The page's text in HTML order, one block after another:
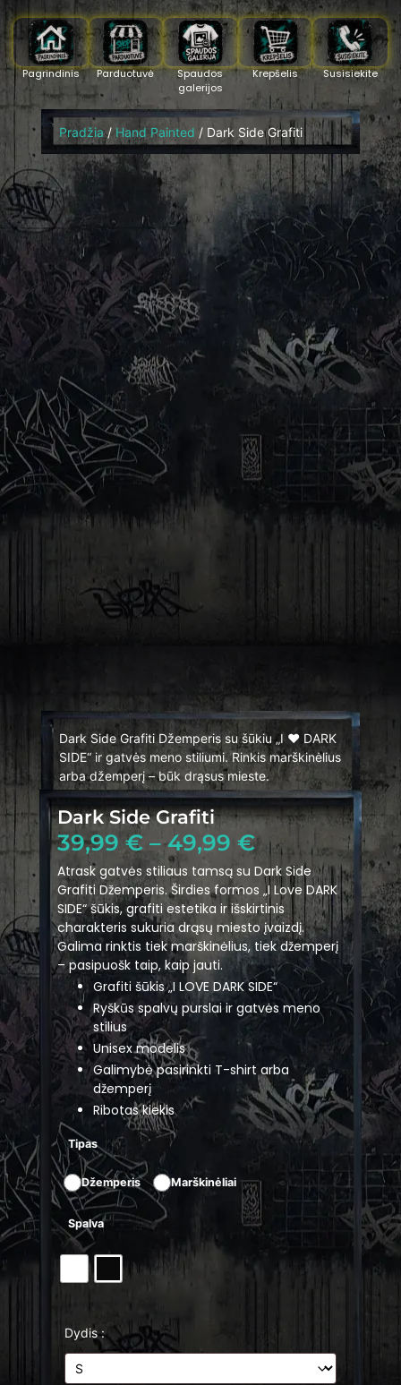
Parduotuvė
Spaudos
galerijos
Pagrindinis Krepšelis Susisiekite
Pradžia/Hand Painted / Dark Side Grafiti
Dark Side Grafiti Džemperis su šūkiu „I ❤️ DARK
SIDE“ ir gatvės meno stiliumi. Rinkis marškinėlius
arba džemperį – būk drąsus mieste.
Dark Side Grafiti
39,99 € – 49,99 €
Atrask gatvės stiliaus tamsą su Dark Side
Grafiti Džemperis. Širdies formos „I Love DARK
SIDE“ šūkis, grafiti estetika ir išskirtinis
charakteris sukuria drąsų miesto įvaizdį.
Galima rinktis tiek marškinėlius, tiek džemperį
– pasipuošk taip, kaip jauti.
Grafiti šūkis „I LOVE DARK SIDE“
Ryškūs spalvų purslai ir gatvės meno
stilius
Unisex modelis
Galimybė pasirinkti T-shirt arba
džemperį
Ribotas kiekis
Tipas
Džemperis Marškinėliai
Spalva
Dydis :